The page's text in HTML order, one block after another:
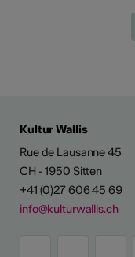
Kultur Wallis
Rue de Lausanne 45
CH - 1950 Sitten
+41 (0)27 606 45 69
info@kulturwallis.ch